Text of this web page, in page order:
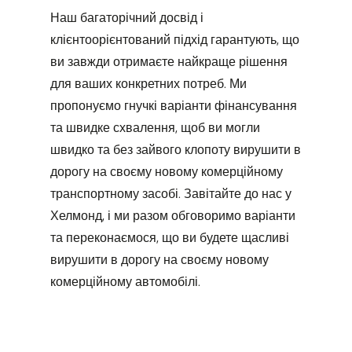
Наш багаторічний досвід і
клієнтоорієнтований підхід гарантують, що
ви завжди отримаєте найкраще рішення
для ваших конкретних потреб. Ми
пропонуємо гнучкі варіанти фінансування
та швидке схвалення, щоб ви могли
швидко та без зайвого клопоту вирушити в
дорогу на своєму новому комерційному
транспортному засобі. Завітайте до нас у
Хелмонд, і ми разом обговоримо варіанти
та переконаємося, що ви будете щасливі
вирушити в дорогу на своєму новому
комерційному автомобілі.